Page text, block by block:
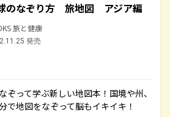
のなぞり方 旅地図 アジア編
旅と健康
発売
ぞって学ぶ新しい地図本！国境や州、
で地図をなぞって脳もイキイキ！